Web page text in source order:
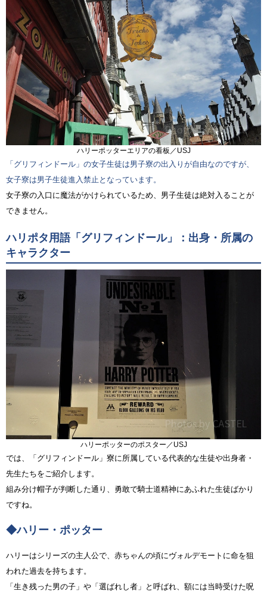
ハリーポッターエリアの看板／USJ
「グリフィンドール」の女子生徒は男子寮の出入りが自由なのですが、
女子寮は男子生徒進入禁止となっています。
女子寮の入口に魔法がかけられているため、男子生徒は絶対入ることが
できません。
ハリポタ用語「グリフィンドール」：出身・所属の
キャラクター
ハリーポッターのポスター／USJ
では、「グリフィンドール」寮に所属している代表的な生徒や出身者・
先生たちをご紹介します。
組み分け帽子が判断した通り、勇敢で騎士道精神にあふれた生徒ばかり
ですね。
◆ハリー・ポッター
ハリーはシリーズの主人公で、赤ちゃんの頃にヴォルデモートに命を狙
われた過去を持ちます。
「生き残った男の子」や「選ばれし者」と呼ばれ、額には当時受けた呪